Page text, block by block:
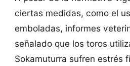
ciertas medidas, como el
emboladas, informes
señalado que los toros
Sokamuturra sufren estrés